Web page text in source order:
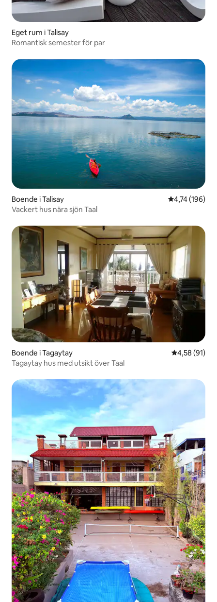
Eget rum i Talisay
Romantisk semester för par
Boende i Talisay 4,74 av 5 i
4,74 (196)
Vackert hus nära sjön Taal
Boende i Tagaytay 4,58 av 5 i
4,58 (91)
Tagaytay hus med utsikt över Taal